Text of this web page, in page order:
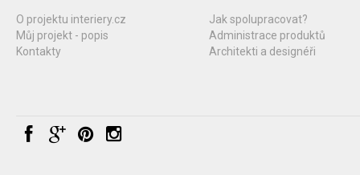
O projektu interiery.cz
Můj projekt - popis
Kontakty
Jak spolupracovat?
Administrace produktů
Architekti a designéři